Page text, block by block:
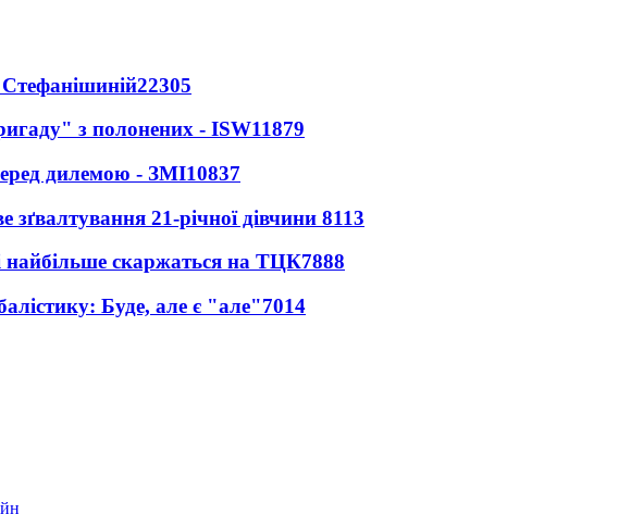
22305
з полонених - ISW11879
дилемою - ЗМІ10837
зґвалтування 21-річної дівчини 8113
найбільше скаржаться на ТЦК7888
Буде, але є "але"7014